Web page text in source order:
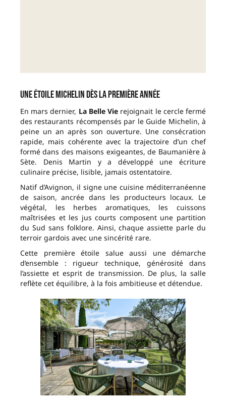
Une étoile Michelin dès la première année
En mars dernier, La Belle Vie rejoignait le cercle fermé
des restaurants récompensés par le Guide Michelin, à
peine un an après son ouverture. Une consécration
rapide, mais cohérente avec la trajectoire d’un chef
formé dans des maisons exigeantes, de Baumanière à
Sète. Denis Martin y a développé une écriture
culinaire précise, lisible, jamais ostentatoire.
Natif d’Avignon, il signe une cuisine méditerranéenne
de saison, ancrée dans les producteurs locaux. Le
végétal, les herbes aromatiques, les cuissons
maîtrisées et les jus courts composent une partition
du Sud sans folklore. Ainsi, chaque assiette parle du
terroir gardois avec une sincérité rare.
Cette première étoile salue aussi une démarche
d’ensemble : rigueur technique, générosité dans
l’assiette et esprit de transmission. De plus, la salle
reflète cet équilibre, à la fois ambitieuse et détendue.